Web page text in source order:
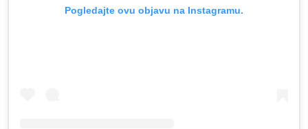
Pogledajte ovu objavu na Instagramu.